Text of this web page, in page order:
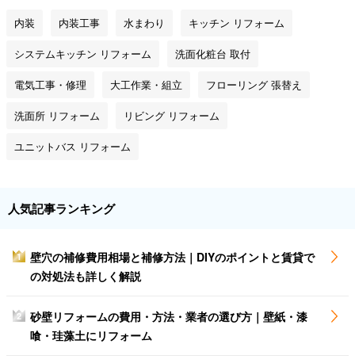
内装 内装工事 水まわり キッチン リフォーム
システムキッチン リフォーム 洗面化粧台 取付
電気工事・修理 大工作業・組立 フローリング 張替え
洗面所 リフォーム リビング リフォーム
ユニットバス リフォーム
人気記事ランキング
1
壁穴の補修費用相場と補修方法｜DIYのポイントと賃貸で
の対処法も詳しく解説
2
砂壁リフォームの費用・方法・業者の選び方｜壁紙・漆
喰・珪藻土にリフォーム